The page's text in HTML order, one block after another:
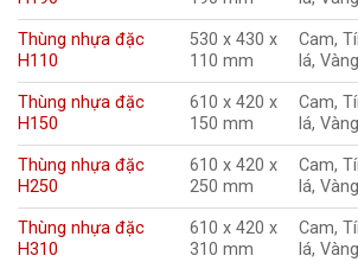
Thùng nhựa đặc
H110
530 x 430 x
110 mm
Cam,
lá,
Thùng nhựa đặc
H150
610 x 420 x
150 mm
Cam,
lá,
Thùng nhựa đặc
H250
610 x 420 x
250 mm
Cam,
lá,
Thùng nhựa đặc
H310
610 x 420 x
310 mm
Cam,
lá,